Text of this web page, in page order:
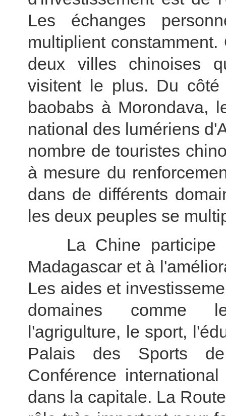
Les échanges
multiplient
deux villes chinoises
visitent le plus. Du
baobabs à Morondava,
national des lumériens
nombre de touristes
à mesure du
dans de différents
les deux peuples se
La Chine
Madagascar et à
Les aides et
domaines comme
l'agrigulture, le sport,
Palais des Sports
Conférence
dans la capitale. La Route